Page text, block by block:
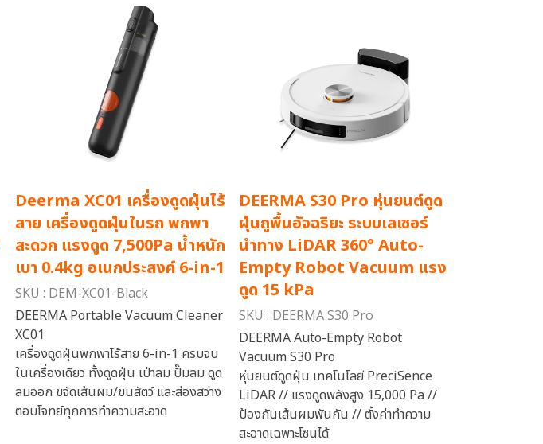
Deerma XC01 เครื่องดูดฝุ่นไร้
สาย เครื่องดูดฝุ่นในรถ พกพา
สะดวก แรงดูด 7,500Pa น้ำหนัก
เบา 0.4kg อเนกประสงค์ 6-in-1
SKU : DEM-XC01-Black
DEERMA Portable Vacuum Cleaner
XC01
เครื่องดูดฝุ่นพกพาไร้สาย 6-in-1 ครบจบ
ในเครื่องเดียว ทั้งดูดฝุ่น เป่าลม ปั๊มลม ดูด
ลมออก ขจัดเส้นผม/ขนสัตว์ และส่องสว่าง
ตอบโจทย์ทุกการทำความสะอาด
DEERMA S30 Pro หุ่นยนต์ดูด
ฝุ่นถูพื้นอัจฉริยะ ระบบเลเซอร์
นำทาง LiDAR 360° Auto-
Empty Robot Vacuum แรง
ดูด 15 kPa
SKU : DEERMA S30 Pro
DEERMA Auto-Empty Robot
Vacuum S30 Pro
หุ่นยนต์ดูดฝุ่น เทคโนโลยี PreciSence
LiDAR // แรงดูดพลังสูง 15,000 Pa //
ป้องกันเส้นผมพันกัน // ตั้งค่าทำความ
สะอาดเฉพาะโซนได้